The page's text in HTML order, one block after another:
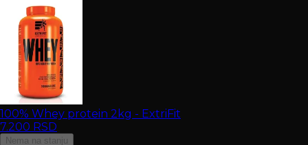
100% Whey protein 2kg - ExtriFit
7.200 RSD
Nema na stanju